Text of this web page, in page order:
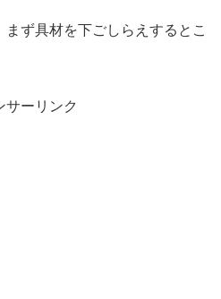
ず具材を下ごしらえするとこ
サーリンク